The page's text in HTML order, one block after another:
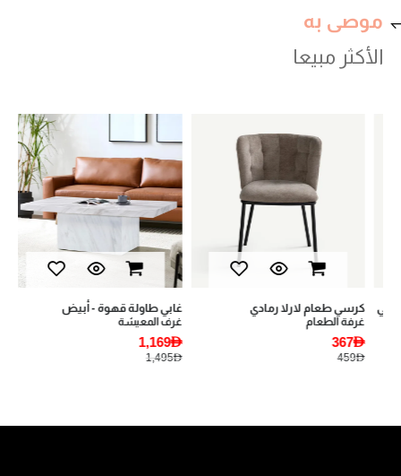
موصى به
كرسي طعام لارلا رمادي
غرفة الطعام
367AED
459AED
غابي طاولة قهوة - أبيض
غرف المعيشة
1,169AED
1,495AED
الأكثر مبيعا